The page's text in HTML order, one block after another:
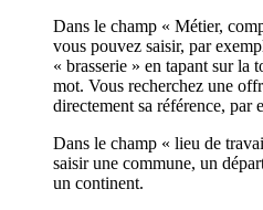
Dans le champ « Métier,
vous pouvez saisir, par
« brasserie » en tapant sur la
mot. Vous recherchez une
directement sa référence, par
Dans le champ « lieu de
saisir une commune, un
un continent.